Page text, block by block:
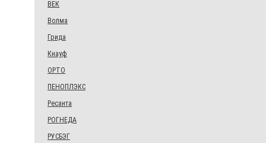
ВЕК
Волма
Грида
Кнауф
ОРТО
ПЕНОПЛЭКС
Ресанта
РОГНЕДА
РУСБЭГ